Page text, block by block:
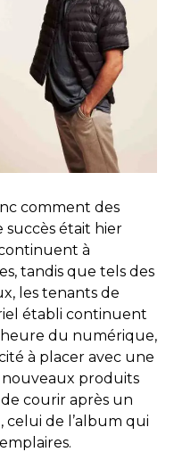
comment des
était hier
à
tandis que tels des
les tenants de
établi continuent
du numérique,
à placer avec une
produits
courir après un
celui de l’album qui